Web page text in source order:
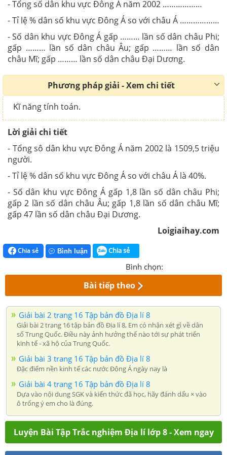
- Tổng số dân khu vực Đông Á năm 2002 ………………
- Tỉ lệ % dân số khu vực Đông Á so với châu Á ………………
- Số dân khu vực Đông Á gấp ……… lần số dân châu Phi;
gấp ……… lần số dân châu Âu; gấp ……… lần số dân
châu Mĩ; gấp ……… lần số dân châu Đại Dương.
Phương pháp giải - Xem chi tiết
Kĩ năng tính toán.
Lời giải chi tiết
- Tổng sô dân khu vực Đông Á năm 2002 là 1509,5 triệu
người.
- Tỉ lệ % dân số khu vực Đông Á so với châu Á là 40%.
- Số dân khu vực Đông Á gấp 1,8 lần số dân châu Phi;
gấp 2 lần số dân châu Âu; gấp 1,8 lần số dân châu Mĩ;
gấp 47 lần số dân châu Đại Dương.
Loigiaihay.com
Chia sẻ Bình luận Chia sẻ
Bình chọn:
Bài tiếp theo
Giải bài 2 trang 16 Tập bản đồ Địa lí 8
Giải bài 2 trang 16 tập bản đồ Địa lí 8, Em có nhận xét gì về dân
số Trung Quốc. Điều này ảnh hưởng thế nào tới sự phát triển
kinh tế - xã hộ của Trung Quốc.
Giải bài 3 trang 16 Tập bản đồ Địa lí 8
Đặc điểm nền kinh tế các nước Đông Á ngày nay là
Giải bài 4 trang 16 Tập bản đồ Địa lí 8
Dựa vào nội dung SGK và kiến thức đã học, hãy đánh dấu × vào
ô trống ý em cho là đúng.
Luyện Bài Tập Trắc nghiệm Địa lí lớp 8 - Xem ngay